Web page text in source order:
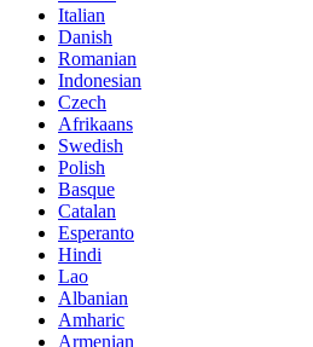
Italian
Danish
Romanian
Indonesian
Czech
Afrikaans
Swedish
Polish
Basque
Catalan
Esperanto
Hindi
Lao
Albanian
Amharic
Armenian